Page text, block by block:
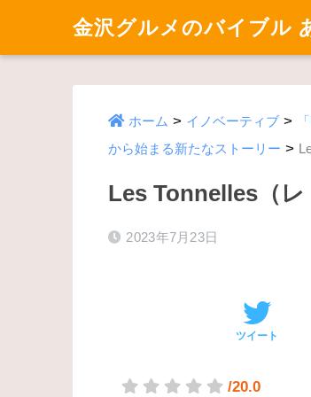
金沢グルメのバイブル
ホーム > イノベーティブ >
から始まる新たなストーリー >
Les Tonnelles（
2023年7月23日
ツイート
/20.0